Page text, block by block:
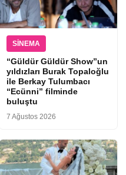
SINEMA
“Güldür Güldür Show”un
yıldızları Burak Topaloğlu
ile Berkay Tulumbacı
“Ecünni” filminde
buluştu
7 Ağustos 2026